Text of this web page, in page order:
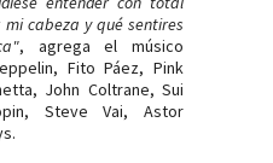
cabeza y qué sentires
, agrega el músico
Fito Páez, Pink
John Coltrane, Sui
Steve Vai, Astor